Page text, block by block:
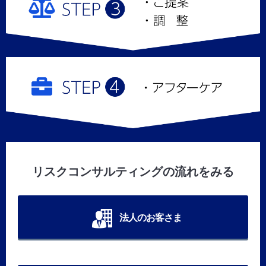
リスクコンサルティングの流れをみる
法人のお客さま